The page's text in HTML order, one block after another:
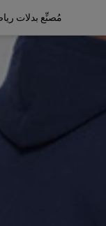
مُصنِّع بدلات